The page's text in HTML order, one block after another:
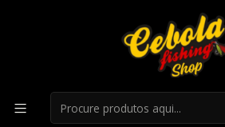
Conjuntos
Conjuntos
FILTROS